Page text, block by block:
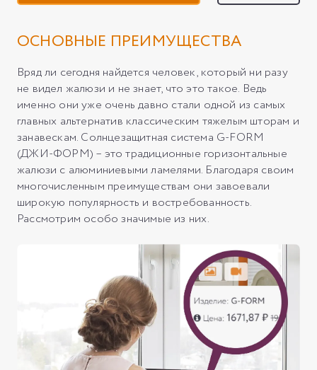
ОСНОВНЫЕ ПРЕИМУЩЕСТВА
Вряд ли сегодня найдется человек, который ни разу
не видел жалюзи и не знает, что это такое. Ведь
именно они уже очень давно стали одной из самых
главных альтернатив классическим тяжелым шторам и
занавескам. Солнцезащитная система G-FORM
(ДЖИ-ФОРМ) – это традиционные горизонтальные
жалюзи с алюминиевыми ламелями. Благодаря своим
многочисленным преимуществам они завоевали
широкую популярность и востребованность.
Рассмотрим особо значимые из них.